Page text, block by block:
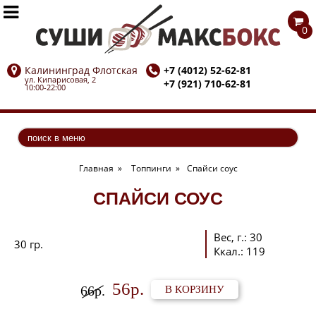

0
Калининград Флотская
ул. Кипарисовая, 2
10:00-22:00
+7 (4012) 52-62-81
+7 (921) 710-62-81

Главная » Топпинги » Спайси соус
СПАЙСИ СОУС
30 гр. Вес, г.: 30
Ккал.: 119
66р. 56р. В КОРЗИНУ